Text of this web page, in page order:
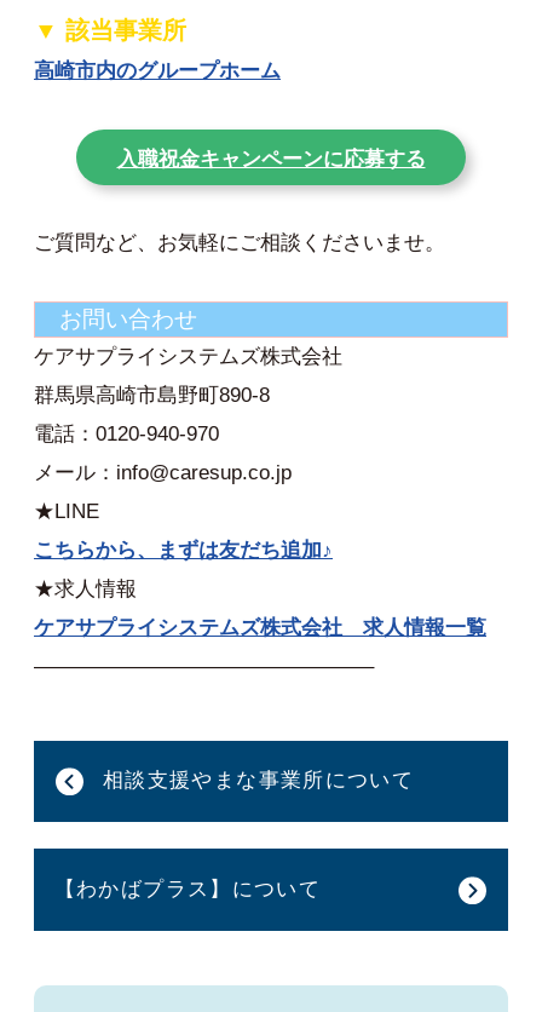
▼ 該当事業所
高崎市内のグループホーム
入職祝金キャンペーンに応募する
ご質問など、お気軽にご相談くださいませ。
お問い合わせ
ケアサプライシステムズ株式会社
群馬県高崎市島野町890-8
電話：0120-940-970
メール：info@caresup.co.jp
★LINE
こちらから、まずは友だち追加♪
★求人情報
ケアサプライシステムズ株式会社 求人情報一覧
————————————————–
相談支援やまな事業所について
【わかばプラス】について